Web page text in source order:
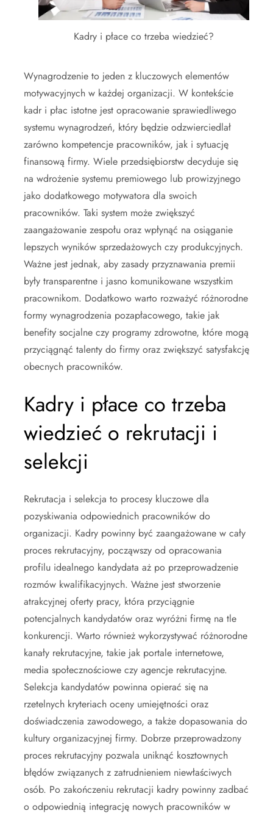
Kadry i płace co trzeba wiedzieć?
Wynagrodzenie to jeden z kluczowych elementów
motywacyjnych w każdej organizacji. W kontekście
kadr i płac istotne jest opracowanie sprawiedliwego
systemu wynagrodzeń, który będzie odzwierciedlał
zarówno kompetencje pracowników, jak i sytuację
finansową firmy. Wiele przedsiębiorstw decyduje się
na wdrożenie systemu premiowego lub prowizyjnego
jako dodatkowego motywatora dla swoich
pracowników. Taki system może zwiększyć
zaangażowanie zespołu oraz wpłynąć na osiąganie
lepszych wyników sprzedażowych czy produkcyjnych.
Ważne jest jednak, aby zasady przyznawania premii
były transparentne i jasno komunikowane wszystkim
pracownikom. Dodatkowo warto rozważyć różnorodne
formy wynagrodzenia pozapłacowego, takie jak
benefity socjalne czy programy zdrowotne, które mogą
przyciągnąć talenty do firmy oraz zwiększyć satysfakcję
obecnych pracowników.
Kadry i płace co trzeba
wiedzieć o rekrutacji i
selekcji
Rekrutacja i selekcja to procesy kluczowe dla
pozyskiwania odpowiednich pracowników do
organizacji. Kadry powinny być zaangażowane w cały
proces rekrutacyjny, począwszy od opracowania
profilu idealnego kandydata aż po przeprowadzenie
rozmów kwalifikacyjnych. Ważne jest stworzenie
atrakcyjnej oferty pracy, która przyciągnie
potencjalnych kandydatów oraz wyróżni firmę na tle
konkurencji. Warto również wykorzystywać różnorodne
kanały rekrutacyjne, takie jak portale internetowe,
media społecznościowe czy agencje rekrutacyjne.
Selekcja kandydatów powinna opierać się na
rzetelnych kryteriach oceny umiejętności oraz
doświadczenia zawodowego, a także dopasowania do
kultury organizacyjnej firmy. Dobrze przeprowadzony
proces rekrutacyjny pozwala uniknąć kosztownych
błędów związanych z zatrudnieniem niewłaściwych
osób. Po zakończeniu rekrutacji kadry powinny zadbać
o odpowiednią integrację nowych pracowników w